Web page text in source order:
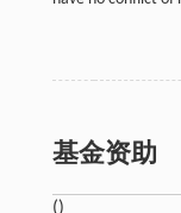
基金资助
()